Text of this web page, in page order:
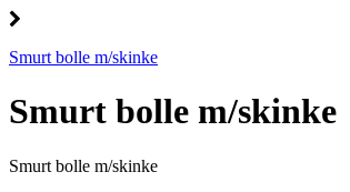
Smurt bolle m/skinke
Smurt bolle m/skinke
Smurt bolle m/skinke